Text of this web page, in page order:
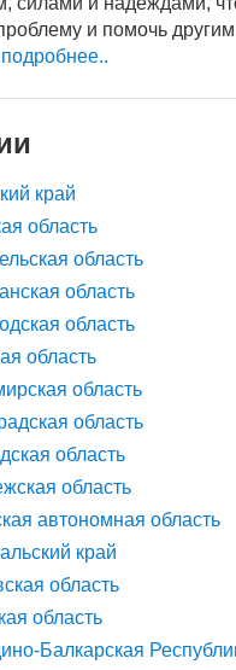
и помочь другим
подробнее..
край
область
область
область
область
область
область
область
область
область
автономная область
край
область
область
Балкарская